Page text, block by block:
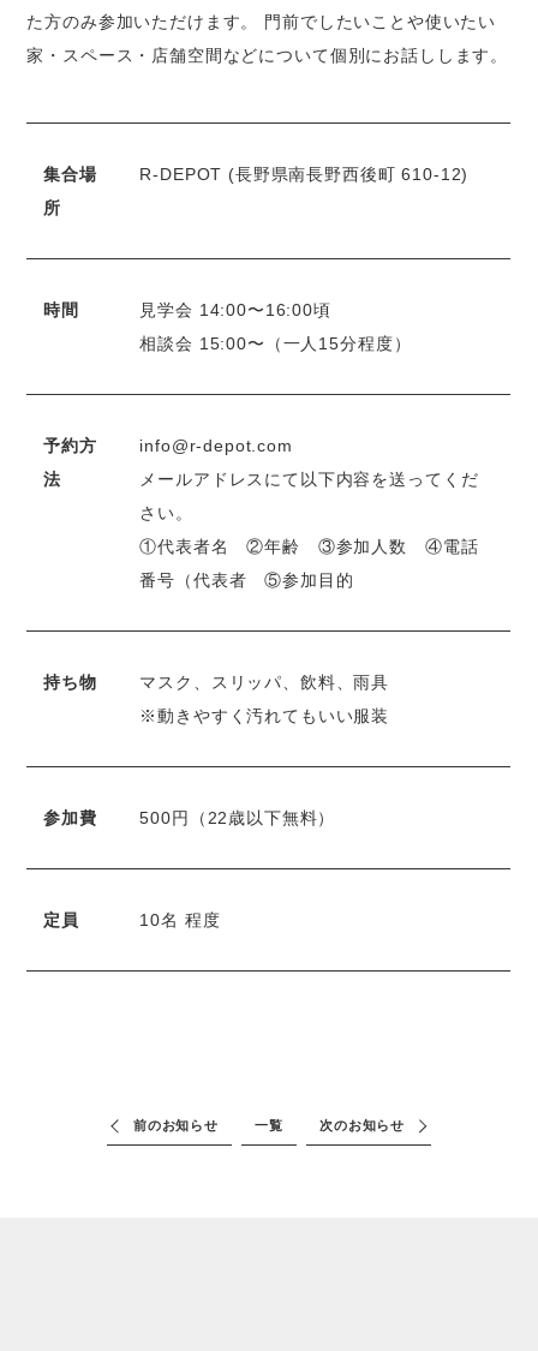
た方のみ参加いただけます。 門前でしたいことや使いたい
家・スペース・店舗空間などについて個別にお話しします。
集合場
所
R-DEPOT (長野県南長野西後町 610-12)
時間
見学会 14:00〜16:00頃
相談会 15:00〜（一人15分程度）
予約方
法
info@r-depot.com
メールアドレスにて以下内容を送ってくだ
さい。
①代表者名 ②年齢 ③参加人数 ④電話
番号（代表者 ⑤参加目的
持ち物
マスク、スリッパ、飲料、雨具
※動きやすく汚れてもいい服装
参加費 500円（22歳以下無料）
定員 10名 程度
前のお知らせ 一覧 次のお知らせ